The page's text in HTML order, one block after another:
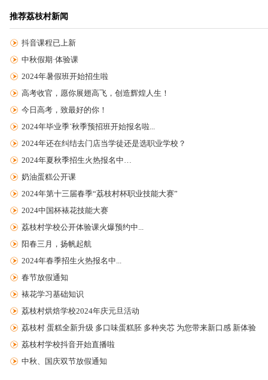
推荐荔枝村新闻
抖音课程已上新
中秋假期·体验课
2024年暑假班开始招生啦
高考收官，愿你展翅高飞，创造辉煌人生！
今日高考，致最好的你！
2024年毕业季`秋季预招班开始报名啦...
2024年还在纠结去门店当学徒还是选职业学校？
2024年夏秋季招生火热报名中…
奶油蛋糕公开课
2024年第十三届春季“荔枝村杯职业技能大赛”
2024中国杯裱花技能大赛
荔枝村学校公开体验课火爆预约中...
阳春三月，扬帆起航
2024年春季招生火热报名中...
春节放假通知
裱花学习基础知识
荔枝村烘焙学校2024年庆元旦活动
荔枝村 蛋糕全新升级 多口味蛋糕胚 多种夹芯 为您带来新口感 新体验
荔枝村学校抖音开始直播啦
中秋、国庆双节放假通知